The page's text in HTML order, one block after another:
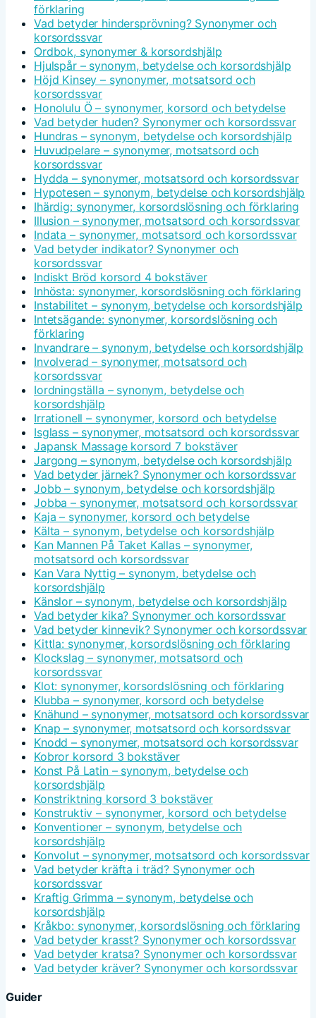
förklaring
Vad betyder hindersprövning? Synonymer och
korsordssvar
Ordbok, synonymer & korsordshjälp
Hjulspår – synonym, betydelse och korsordshjälp
Höjd Kinsey – synonymer, motsatsord och
korsordssvar
Honolulu Ö – synonymer, korsord och betydelse
Vad betyder huden? Synonymer och korsordssvar
Hundras – synonym, betydelse och korsordshjälp
Huvudpelare – synonymer, motsatsord och
korsordssvar
Hydda – synonymer, motsatsord och korsordssvar
Hypotesen – synonym, betydelse och korsordshjälp
Ihärdig: synonymer, korsordslösning och förklaring
Illusion – synonymer, motsatsord och korsordssvar
Indata – synonymer, motsatsord och korsordssvar
Vad betyder indikator? Synonymer och
korsordssvar
Indiskt Bröd korsord 4 bokstäver
Inhösta: synonymer, korsordslösning och förklaring
Instabilitet – synonym, betydelse och korsordshjälp
Intetsägande: synonymer, korsordslösning och
förklaring
Invandrare – synonym, betydelse och korsordshjälp
Involverad – synonymer, motsatsord och
korsordssvar
Iordningställa – synonym, betydelse och
korsordshjälp
Irrationell – synonymer, korsord och betydelse
Isglass – synonymer, motsatsord och korsordssvar
Japansk Massage korsord 7 bokstäver
Jargong – synonym, betydelse och korsordshjälp
Vad betyder järnek? Synonymer och korsordssvar
Jobb – synonym, betydelse och korsordshjälp
Jobba – synonymer, motsatsord och korsordssvar
Kaja – synonymer, korsord och betydelse
Kälta – synonym, betydelse och korsordshjälp
Kan Mannen På Taket Kallas – synonymer,
motsatsord och korsordssvar
Kan Vara Nyttig – synonym, betydelse och
korsordshjälp
Känslor – synonym, betydelse och korsordshjälp
Vad betyder kika? Synonymer och korsordssvar
Vad betyder kinnevik? Synonymer och korsordssvar
Kittla: synonymer, korsordslösning och förklaring
Klockslag – synonymer, motsatsord och
korsordssvar
Klot: synonymer, korsordslösning och förklaring
Klubba – synonymer, korsord och betydelse
Knähund – synonymer, motsatsord och korsordssvar
Knap – synonymer, motsatsord och korsordssvar
Knodd – synonymer, motsatsord och korsordssvar
Kobror korsord 3 bokstäver
Konst På Latin – synonym, betydelse och
korsordshjälp
Konstriktning korsord 3 bokstäver
Konstruktiv – synonymer, korsord och betydelse
Konventioner – synonym, betydelse och
korsordshjälp
Konvolut – synonymer, motsatsord och korsordssvar
Vad betyder kräfta i träd? Synonymer och
korsordssvar
Kraftig Grimma – synonym, betydelse och
korsordshjälp
Kråkbo: synonymer, korsordslösning och förklaring
Vad betyder krasst? Synonymer och korsordssvar
Vad betyder kratsa? Synonymer och korsordssvar
Vad betyder kräver? Synonymer och korsordssvar
Guider